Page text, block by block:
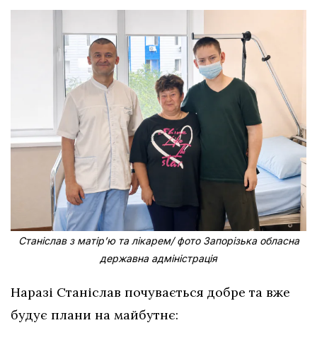
Станіслав з матірʼю та лікарем/ фото Запорізька обласна
державна адміністрація
Наразі Станіслав почувається добре та вже
будує плани на майбутнє: